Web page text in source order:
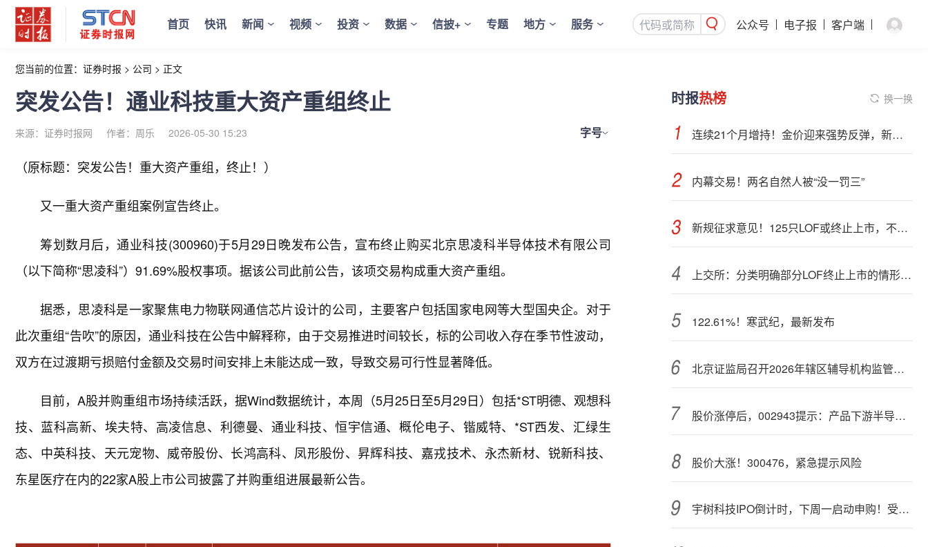
首页 快讯 新闻 视频 投资 数据 信披+ 专题 地方 服务 公众号 电子报 客户端
您当前的位置： 证券时报 > 公司 > 正文
突发公告！通业科技重大资产重组终止
来源：证券时报网 作者：周乐 2026-05-30 15:23 字号
（原标题：突发公告！重大资产重组，终止！）
又一重大资产重组案例宣告终止。
筹划数月后，通业科技(300960)于5月29日晚发布公告，宣布终止购买北京思凌科半导体技术有限公司
（以下简称“思凌科”）91.69%股权事项。据该公司此前公告，该项交易构成重大资产重组。
据悉，思凌科是一家聚焦电力物联网通信芯片设计的公司，主要客户包括国家电网等大型国央企。对于
此次重组“告吹”的原因，通业科技在公告中解释称，由于交易推进时间较长，标的公司收入存在季节性波动，
双方在过渡期亏损赔付金额及交易时间安排上未能达成一致，导致交易可行性显著降低。
目前，A股并购重组市场持续活跃，据Wind数据统计，本周（5月25日至5月29日）包括*ST明德、观想科
技、蓝科高新、埃夫特、高凌信息、利德曼、通业科技、恒宇信通、概伦电子、锴威特、*ST西发、汇绿生
态、中英科技、天元宠物、威帝股份、长鸿高科、凤形股份、昇辉科技、嘉戎技术、永杰新材、锐新科技、
东星医疗在内的22家A股上市公司披露了并购重组进展最新公告。
时报热榜 换一换
连续21个月增持！金价迎来强势反弹，新一轮上行窗口开启？
内幕交易！两名自然人被“没一罚三”
新规征求意见！125只LOF或终止上市，不影响基金正常投资运作
上交所：分类明确部分LOF终止上市的情形和程序
122.61%！寒武纪，最新发布
北京证监局召开2026年辖区辅导机构监管交流会
股价涨停后，002943提示：产品下游半导体行业应用占比不超过5%
股价大涨！300476，紧急提示风险
宇树科技IPO倒计时，下周一启动申购！受益股曝光